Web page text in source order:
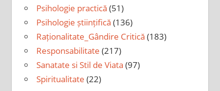
Psihologie practică (51)
Psihologie științifică (136)
Raționalitate_Gândire Critică (183)
Responsabilitate (217)
Sanatate si Stil de Viata (97)
Spiritualitate (22)